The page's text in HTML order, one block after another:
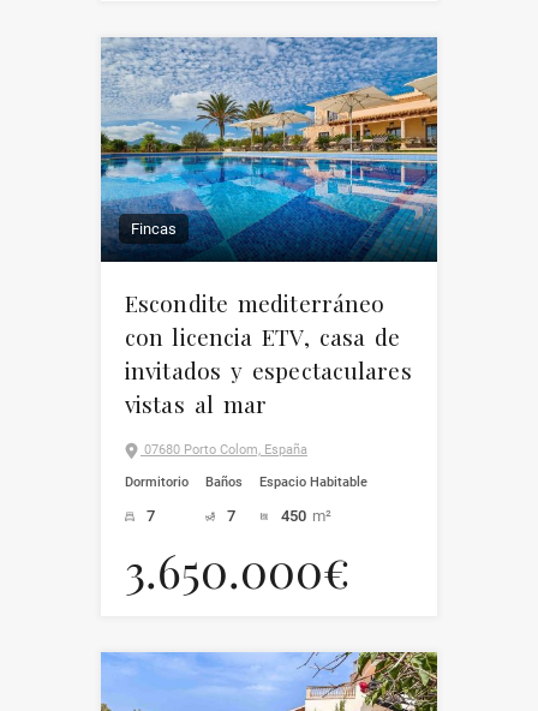
Fincas
Escondite mediterráneo
con licencia ETV, casa de
invitados y espectaculares
vistas al mar
07680 Porto Colom, España
Dormitorio
7
Baños
7
Espacio Habitable
450 m²
3.650.000€